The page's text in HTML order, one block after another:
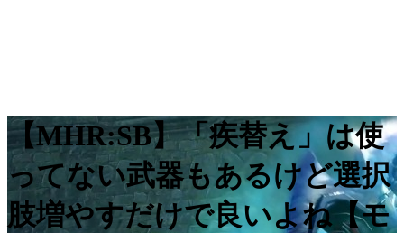
【MHR:SB】「疾替え」は使
ってない武器もあるけど選択
肢増やすだけで良いよね【モ